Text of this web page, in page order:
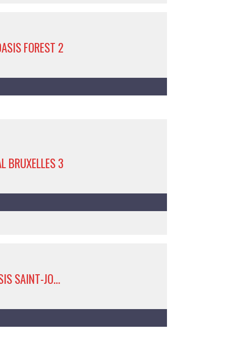
FOREST 2
BRUXELLES 3
AP-S OASIS SAINT-JOSSE 3